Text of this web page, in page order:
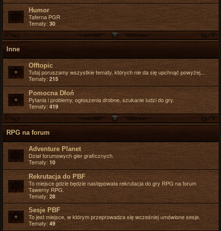
Humor
Taferna PGR
Tematy: 30
Inne
Offtopic
Tutaj poruszamy wszystkie tematy, których nie da się upchnąć powyżej...
Tematy: 215
Pomocna Dłoń
Pytania i problemy, ogłoszenia drobne, szukanie ludzi do gry.
Tematy:419
RPG na forum
Adventure Planet
Dział forumowych gier graficznych.
Tematy: 10
Rekrutacja do PBF
To miejsce gdzie będzie następowała rekrutacja do gry RPG na forum
Tawerny RPG.
Tematy: 28
Sesje PBF
To jest miejsce, w którym przeprowadza się wcześniej umówione sesje.
Tematy: 49